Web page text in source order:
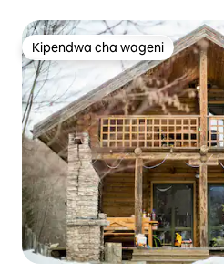
Kipendwa cha wageni
Kipendwa cha wageni